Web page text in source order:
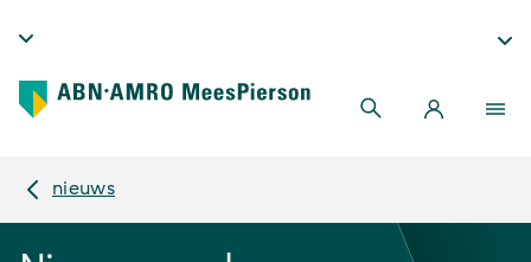
nieuws